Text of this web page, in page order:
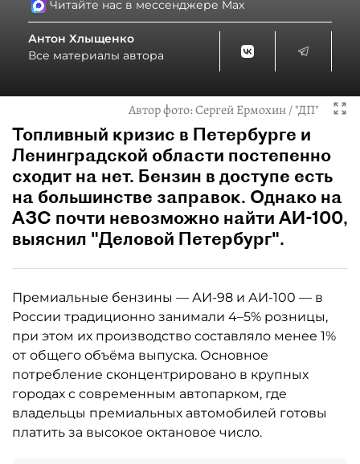
Читайте нас в мессенджере Max
Антон Хлыщенко
Все материалы автора
Автор фото:Сергей Ермохин / "ДП"
Топливный кризис в Петербурге и
Ленинградской области постепенно
сходит на нет. Бензин в доступе есть
на большинстве заправок. Однако на
АЗС почти невозможно найти АИ-100,
выяснил "Деловой Петербург".
Премиальные бензины — АИ-98 и АИ-100 — в
России традиционно занимали 4–5% розницы,
при этом их производство составляло менее 1%
от общего объёма выпуска. Основное
потребление сконцентрировано в крупных
городах с современным автопарком, где
владельцы премиальных автомобилей готовы
платить за высокое октановое число.